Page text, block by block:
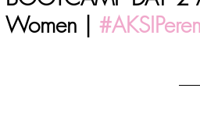
Women |